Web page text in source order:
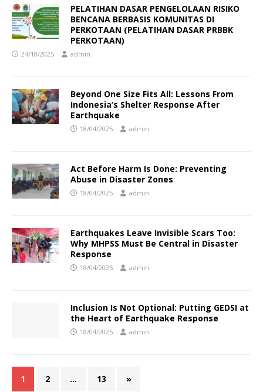
PELATIHAN DASAR PENGELOLAAN RISIKO
BENCANA BERBASIS KOMUNITAS DI
PERKOTAAN (PELATIHAN DASAR PRBBK
PERKOTAAN)
24/10/2025 admin
Beyond One Size Fits All: Lessons From
Indonesia’s Shelter Response After
Earthquake
18/04/2025 admin
Act Before Harm Is Done: Preventing
Abuse in Disaster Zones
18/04/2025 admin
Earthquakes Leave Invisible Scars Too:
Why MHPSS Must Be Central in Disaster
Response
18/04/2025 admin
Inclusion Is Not Optional: Putting GEDSI at
the Heart of Earthquake Response
18/04/2025 admin
1 2 … 13 »